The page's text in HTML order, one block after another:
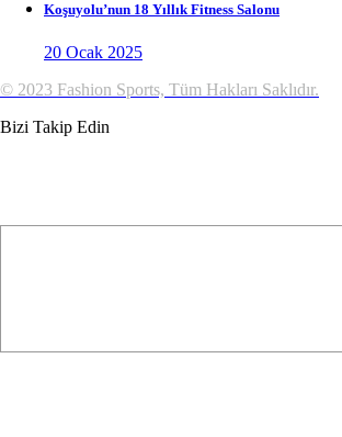
Koşuyolu’nun 18 Yıllık Fitness Salonu
20 Ocak 2025
© 2023 Fashion Sports, Tüm Hakları Saklıdır.
Bizi Takip Edin